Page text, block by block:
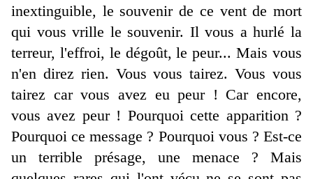
inextinguible, le souvenir de ce vent de mort
qui vous vrille le souvenir. Il vous a hurlé la
terreur, l'effroi, le dégoût, le peur... Mais vous
n'en direz rien. Vous vous tairez. Vous vous
tairez car vous avez eu peur ! Car encore,
vous avez peur ! Pourquoi cette apparition ?
Pourquoi ce message ? Pourquoi vous ? Est-ce
un terrible présage, une menace ? Mais